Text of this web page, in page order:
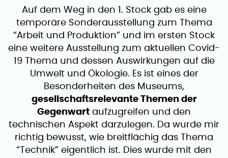
Auf dem Weg in den 1. Stock gab es eine
temporäre Sonderausstellung zum Thema
“Arbeit und Produktion” und im ersten Stock
eine weitere Ausstellung zum aktuellen Covid-
19 Thema und dessen Auswirkungen auf die
Umwelt und Ökologie. Es ist eines der
Besonderheiten des Museums,
gesellschaftsrelevante Themen der
Gegenwart aufzugreifen und den
technischen Aspekt darzulegen. Da wurde mir
richtig bewusst, wie breitflächig das Thema
“Technik” eigentlich ist. Dies wurde mit den